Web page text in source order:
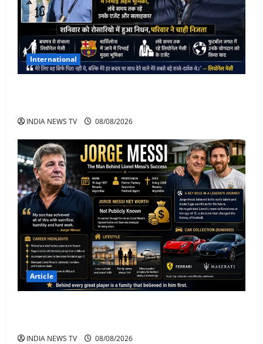
International
INDIA NEWS TV 08/08/2026
Article
INDIA NEWS TV 08/08/2026